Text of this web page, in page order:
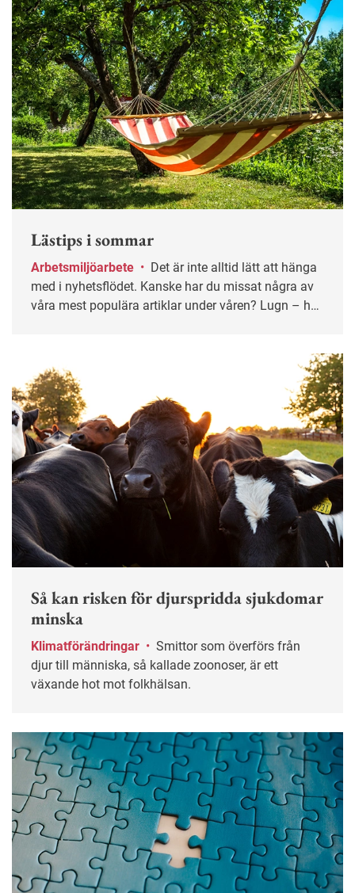
Lästips i sommar
Arbetsmiljöarbete •
med i nyhetsflödet. Kanske har du missat några av
våra mest populära artiklar under våren? Lugn – här
Så kan risken för djurspridda sjukdomar
minska
Klimatförändringar •
djur till människa, så kallade zoonoser, är ett
växande hot mot folkhälsan.